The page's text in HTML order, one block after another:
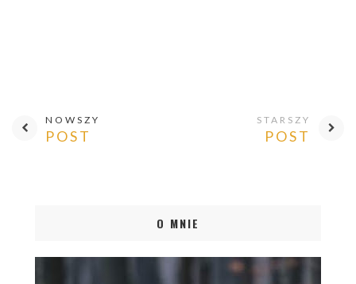
NOWSZY
POST
STARSZY
POST
O MNIE